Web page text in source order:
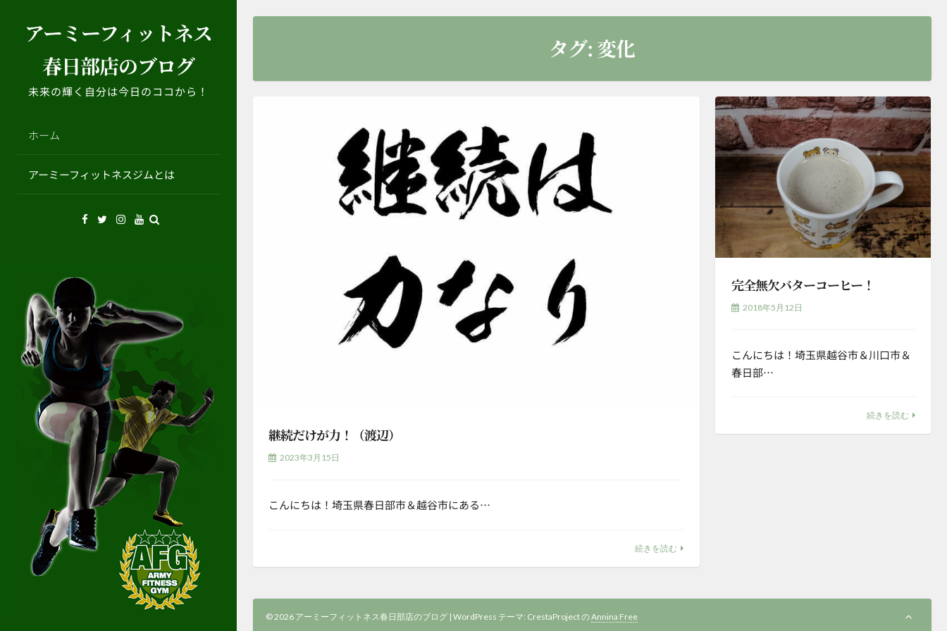
アーミーフィットネス
春日部店のブログ
未来の輝く自分は今日のココから！
ホーム
アーミーフィットネスジムとは
Facebook
TwitterInstagram
YouTube
タグ: 変化
継続だけが力！（渡辺）
2023年3月15日
こんにちは！埼玉県春日部市＆越谷市にある…
続きを読む
完全無欠バターコーヒー！
2018年5月12日
こんにちは！埼玉県越谷市＆川口市＆
春日部…
続きを読む
© 2026 アーミーフィットネス春日部店のブログ | WordPress テーマ: CrestaProject のAnnina Free